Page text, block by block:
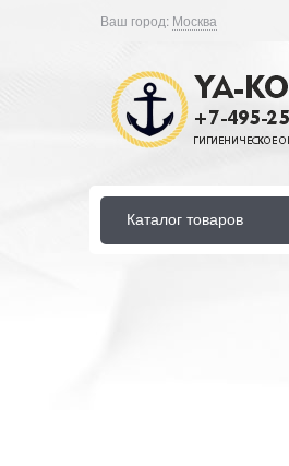
Ваш город: Москва
Каталог товаров